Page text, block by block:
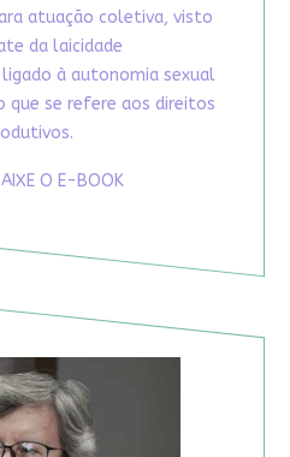
atuação coletiva, visto
da laicidade
à autonomia sexual
que se refere aos direitos
O E-BOOK